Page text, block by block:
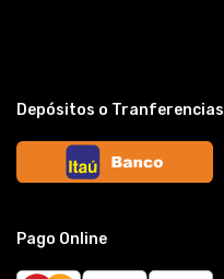
Depósitos o Tranferencias
Pago Online